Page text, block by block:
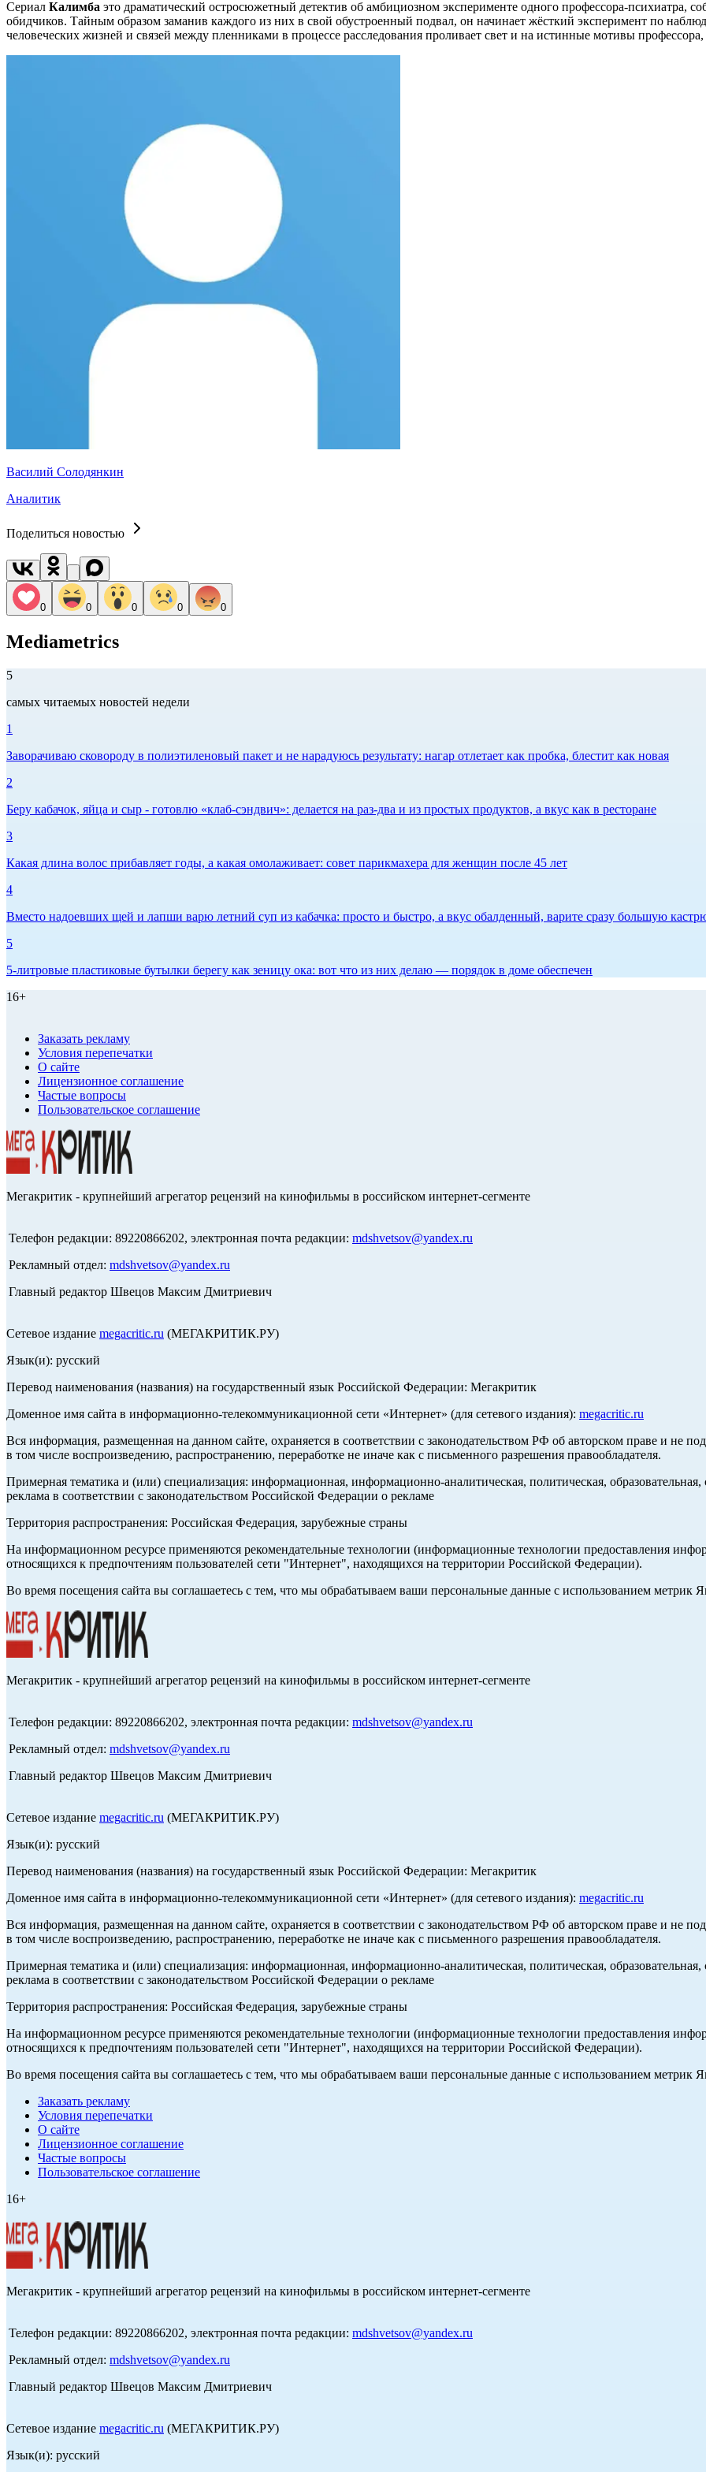
Сериал Калимба это драматический остросюжетный детектив об амбициозном эксперименте одного профессора-психиатра,
обидчиков. Тайным образом заманив каждого из них в свой обустроенный подвал, он начинает жёсткий эксперимент по
человеческих жизней и связей между пленниками в процессе расследования проливает свет и на истинные мотивы
Василий Солодянкин
Аналитик
Поделиться новостью
0 0 0 0 0
Mediametrics
5
самых читаемых новостей недели
1
Заворачиваю сковороду в полиэтиленовый пакет и не нарадуюсь результату: нагар отлетает как пробка, блестит как новая
2
Беру кабачок, яйца и сыр - готовлю «клаб-сэндвич»: делается на раз-два и из простых продуктов, а вкус как в ресторане
3
Какая длина волос прибавляет годы, а какая омолаживает: совет парикмахера для женщин после 45 лет
4
Вместо надоевших щей и лапши варю летний суп из кабачка: просто и быстро, а вкус обалденный, варите сразу большую
5
5-литровые пластиковые бутылки берегу как зеницу ока: вот что из них делаю — порядок в доме обеспечен
16+
Заказать рекламу
Условия перепечатки
О сайте
Лицензионное соглашение
Частые вопросы
Пользовательское соглашение
Мегакритик - крупнейший агрегатор рецензий на кинофильмы в российском интернет-сегменте
Телефон редакции: 89220866202, электронная почта редакции: mdshvetsov@yandex.ru
Рекламный отдел: mdshvetsov@yandex.ru
Главный редактор Швецов Максим Дмитриевич
Сетевое издание megacritic.ru (МЕГАКРИТИК.РУ)
Язык(и): русский
Перевод наименования (названия) на государственный язык Российской Федерации: Мегакритик
Доменное имя сайта в информационно-телекоммуникационной сети «Интернет» (для сетевого издания): megacritic.ru
Вся информация, размещенная на данном сайте, охраняется в соответствии с законодательством РФ об авторском праве и не
в том числе воспроизведению, распространению, переработке не иначе как с письменного разрешения правообладателя.
Примерная тематика и (или) специализация: информационная, информационно-аналитическая, политическая, образовательная,
реклама в соответствии с законодательством Российской Федерации о рекламе
Территория распространения: Российская Федерация, зарубежные страны
На информационном ресурсе применяются рекомендательные технологии (информационные технологии предоставления
относящихся к предпочтениям пользователей сети "Интернет", находящихся на территории Российской Федерации).
Во время посещения сайта вы соглашаетесь с тем, что мы обрабатываем ваши персональные данные с использованием метрик
Мегакритик - крупнейший агрегатор рецензий на кинофильмы в российском интернет-сегменте
Телефон редакции: 89220866202, электронная почта редакции: mdshvetsov@yandex.ru
Рекламный отдел: mdshvetsov@yandex.ru
Главный редактор Швецов Максим Дмитриевич
Сетевое издание megacritic.ru (МЕГАКРИТИК.РУ)
Язык(и): русский
Перевод наименования (названия) на государственный язык Российской Федерации: Мегакритик
Доменное имя сайта в информационно-телекоммуникационной сети «Интернет» (для сетевого издания): megacritic.ru
Вся информация, размещенная на данном сайте, охраняется в соответствии с законодательством РФ об авторском праве и не
в том числе воспроизведению, распространению, переработке не иначе как с письменного разрешения правообладателя.
Примерная тематика и (или) специализация: информационная, информационно-аналитическая, политическая, образовательная,
реклама в соответствии с законодательством Российской Федерации о рекламе
Территория распространения: Российская Федерация, зарубежные страны
На информационном ресурсе применяются рекомендательные технологии (информационные технологии предоставления
относящихся к предпочтениям пользователей сети "Интернет", находящихся на территории Российской Федерации).
Во время посещения сайта вы соглашаетесь с тем, что мы обрабатываем ваши персональные данные с использованием метрик
Заказать рекламу
Условия перепечатки
О сайте
Лицензионное соглашение
Частые вопросы
Пользовательское соглашение
16+
Мегакритик - крупнейший агрегатор рецензий на кинофильмы в российском интернет-сегменте
Телефон редакции: 89220866202, электронная почта редакции: mdshvetsov@yandex.ru
Рекламный отдел: mdshvetsov@yandex.ru
Главный редактор Швецов Максим Дмитриевич
Сетевое издание megacritic.ru (МЕГАКРИТИК.РУ)
Язык(и): русский